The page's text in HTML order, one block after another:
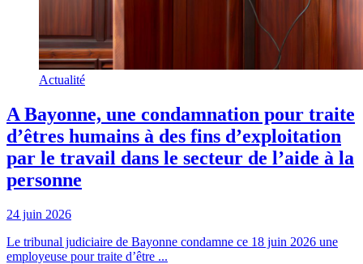
Actualité
A Bayonne, une condamnation pour traite
d’êtres humains à des fins d’exploitation
par le travail dans le secteur de l’aide à la
personne
24 juin 2026
Le tribunal judiciaire de Bayonne condamne ce 18 juin 2026 une
employeuse pour traite d’être ...